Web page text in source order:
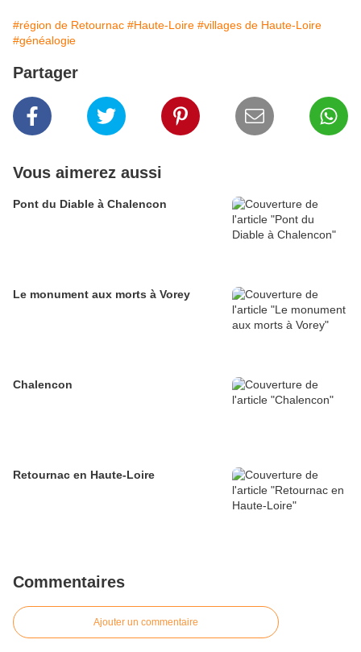
#région de Retournac #Haute-Loire #villages de Haute-Loire
#généalogie
Partager
Vous aimerez aussi
Pont du Diable à Chalencon
Le monument aux morts à Vorey
Chalencon
Retournac en Haute-Loire
Commentaires
Ajouter un commentaire